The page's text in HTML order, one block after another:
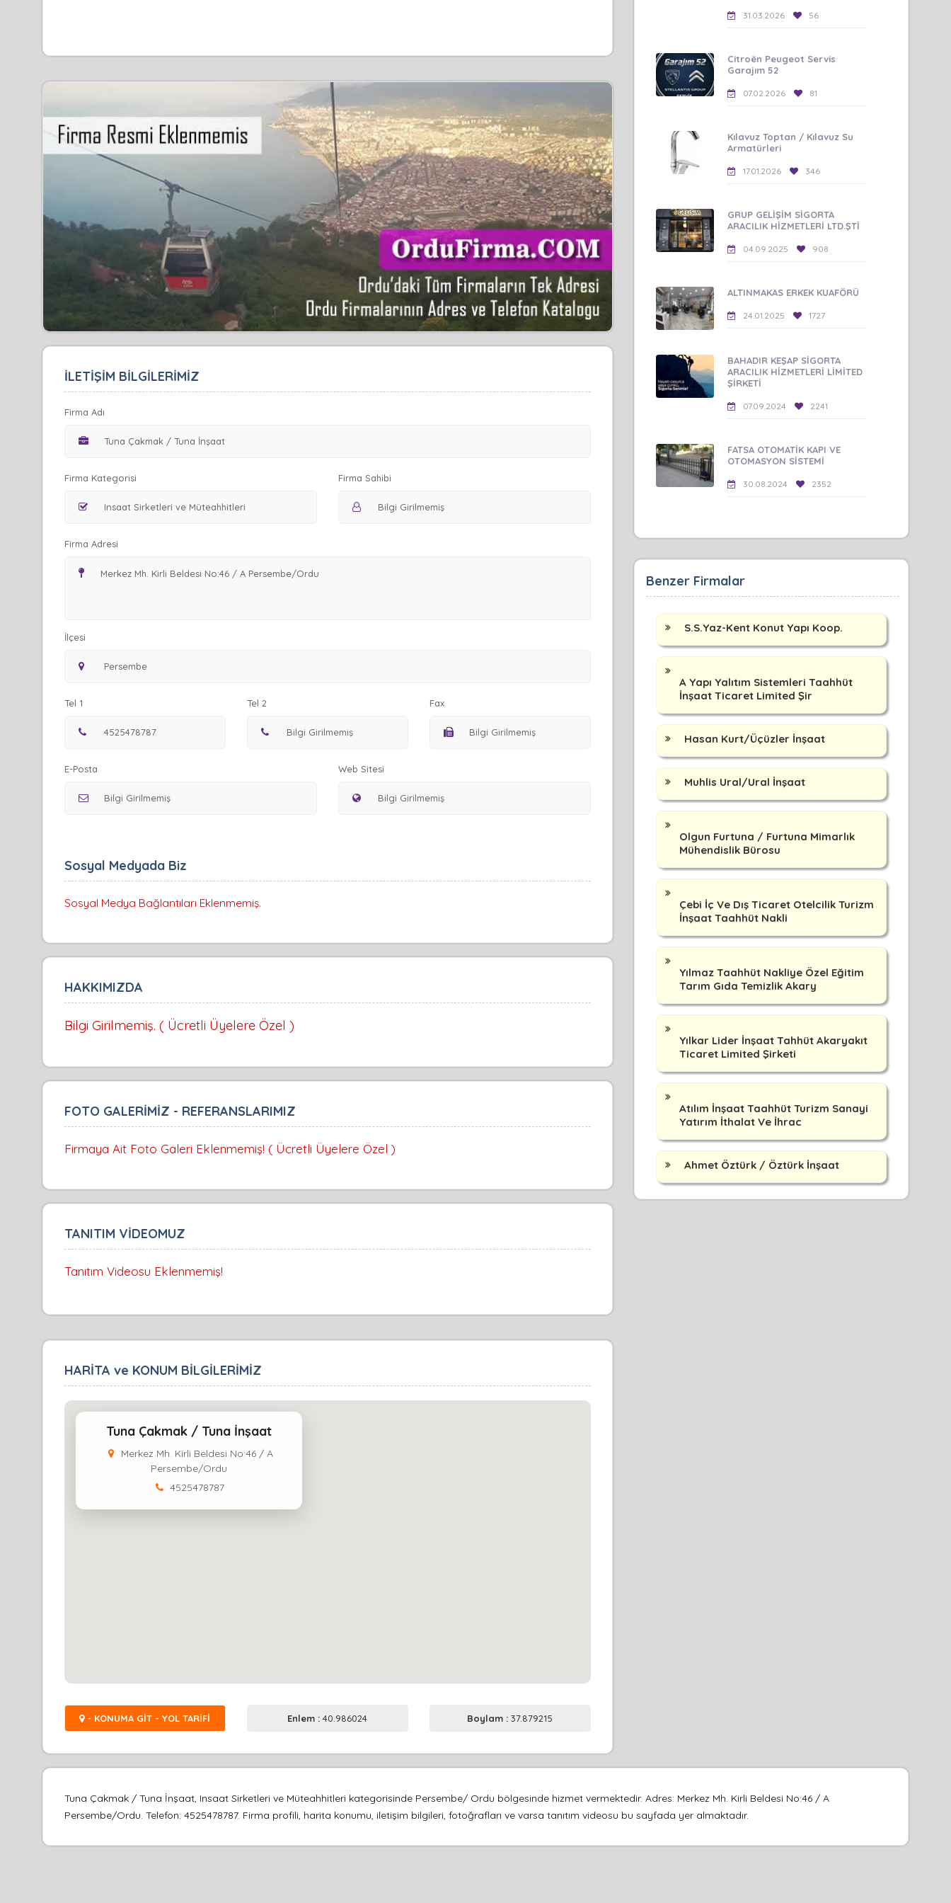
İLETİŞİM BİLGİLERİMİZ
Firma Adı
Firma Kategorisi Firma Sahibi
Firma Adresi
İlçesi
Tel 1 Tel 2 Fax
E-Posta Web Sitesi
Sosyal Medyada Biz
Sosyal Medya Bağlantıları Eklenmemiş.
HAKKIMIZDA
Bilgi Girilmemiş. ( Ücretli Üyelere Özel )
FOTO GALERİMİZ - REFERANSLARIMIZ
Firmaya Ait Foto Galeri Eklenmemiş! ( Ücretli Üyelere Özel )
TANITIM VİDEOMUZ
Tanıtım Videosu Eklenmemiş!
HARİTA ve KONUM BİLGİLERİMİZ
Tuna Çakmak / Tuna İnşaat
Merkez Mh. Kirli Beldesi No:46 / A
Persembe/Ordu
4525478787
- KONUMA GİT - YOL TARİFİ Enlem :40.986024 Boylam :37.879215
31.03.2026 56
Citroën Peugeot Servis
Garajım 52
07.02.2026 81
Kılavuz Toptan / Kılavuz Su
Armatürleri
17.01.2026 346
GRUP GELİŞİM SİGORTA
ARACILIK HİZMETLERİ LTD.ŞTİ
04.09.2025 908
ALTINMAKAS ERKEK KUAFÖRÜ
24.01.2025 1727
BAHADIR KEŞAP SİGORTA
ARACILIK HİZMETLERİ LİMİTED
ŞİRKETİ
07.09.2024 2241
FATSA OTOMATİK KAPI VE
OTOMASYON SİSTEMİ
30.08.2024 2352
Benzer Firmalar
S.S.Yaz-Kent Konut Yapı Koop.
A Yapı Yalıtım Sistemleri Taahhüt
İnşaat Ticaret Limited Şir
Hasan Kurt/Üçüzler İnşaat
Muhlis Ural/Ural İnşaat
Olgun Furtuna / Furtuna Mimarlık
Mühendislik Bürosu
Çebi İç Ve Dış Ticaret Otelcilik Turizm
İnşaat Taahhüt Nakli
Yılmaz Taahhüt Nakliye Özel Eğitim
Tarım Gıda Temizlik Akary
Yılkar Lider İnşaat Tahhüt Akaryakıt
Ticaret Limited Şirketi
Atılım İnşaat Taahhüt Turizm Sanayi
Yatırım İthalat Ve İhrac
Ahmet Öztürk / Öztürk İnşaat
Tuna Çakmak / Tuna İnşaat, Insaat Sirketleri ve Müteahhitleri kategorisinde Persembe/ Ordu bölgesinde hizmet vermektedir. Adres: Merkez Mh. Kirli Beldesi No:46 / A
Persembe/Ordu. Telefon: 4525478787. Firma profili, harita konumu, iletişim bilgileri, fotoğrafları ve varsa tanıtım videosu bu sayfada yer almaktadır.